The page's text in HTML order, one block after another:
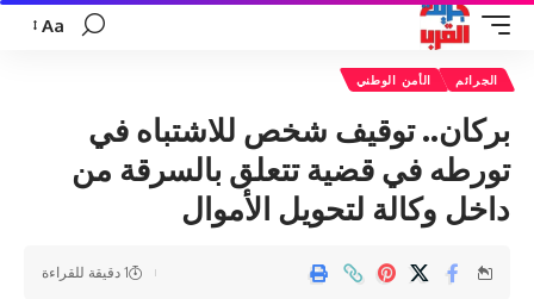
تغيير
Aa
الجرائم الأمن الوطني
بركان.. توقيف شخص للاشتباه في
تورطه في قضية تتعلق بالسرقة من
داخل وكالة لتحويل الأموال
1 دقيقة للقراءة